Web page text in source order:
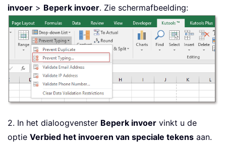
invoer > Beperk invoer. Zie schermafbeelding:
2. In het dialoogvenster Beperk invoer vinkt u de
optie Verbied het invoeren van speciale tekens aan.